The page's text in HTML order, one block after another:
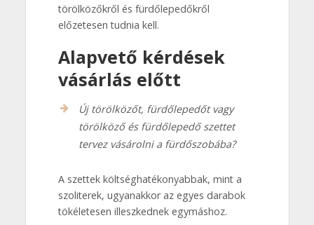
törölközőkről és fürdőlepedőkről
előzetesen tudnia kell.
Alapvető kérdések
vásárlás előtt
Új törölközőt, fürdőlepedőt vagy
törölköző és fürdőlepedő szettet
tervez vásárolni a fürdőszobába?
A szettek költséghatékonyabbak, mint a
szoliterek, ugyanakkor az egyes darabok
tökéletesen illeszkednek egymáshoz.